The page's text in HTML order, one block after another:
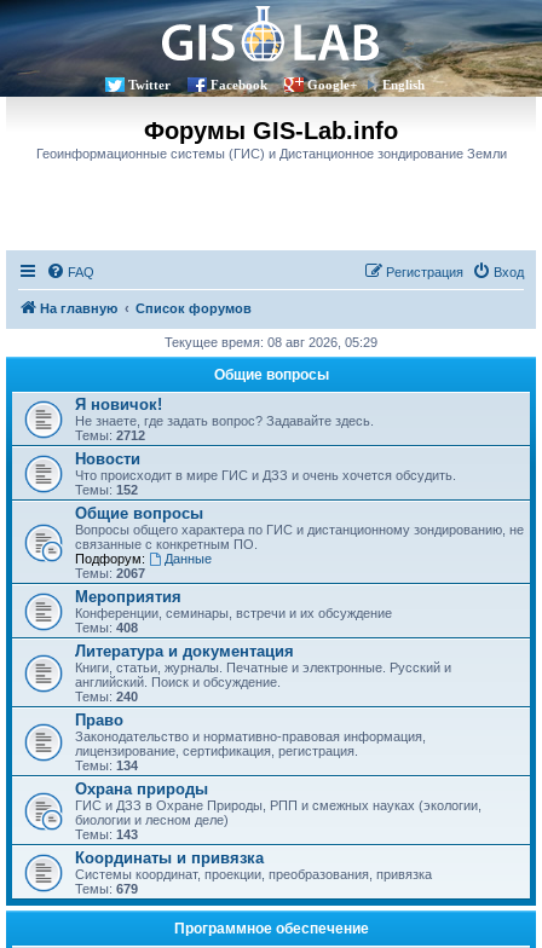
Twitter Facebook Google+ English
Форумы GIS-Lab.info
Геоинформационные системы (ГИС) и Дистанционное зондирование Земли
FAQ Вход
Регистрация
На главную Список форумов
Текущее время: 08 авг 2026, 05:29
Общие вопросы
Я новичок!
Не знаете, где задать вопрос? Задавайте здесь.
Темы: 2712
Новости
Что происходит в мире ГИС и ДЗЗ и очень хочется обсудить.
Темы: 152
Общие вопросы
Вопросы общего характера по ГИС и дистанционному зондированию, не
связанные с конкретным ПО.
Подфорум:
Данные
Темы: 2067
Мероприятия
Конференции, семинары, встречи и их обсуждение
Темы: 408
Литература и документация
Книги, статьи, журналы. Печатные и электронные. Русский и
английский. Поиск и обсуждение.
Темы: 240
Право
Законодательство и нормативно-правовая информация,
лицензирование, сертификация, регистрация.
Темы: 134
Охрана природы
ГИС и ДЗЗ в Охране Природы, РПП и смежных науках (экологии,
биологии и лесном деле)
Темы: 143
Координаты и привязка
Системы координат, проекции, преобразования, привязка
Темы: 679
Программное обеспечение